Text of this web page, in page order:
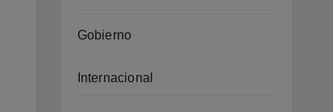
Gobierno
Internacional